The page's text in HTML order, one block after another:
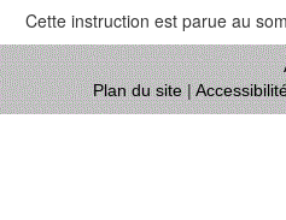
Cette instruction est parue au
Plan du site|